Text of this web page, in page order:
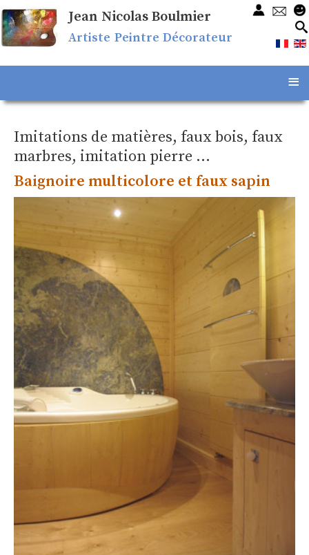
Jean Nicolas Boulmier
Artiste Peintre Décorateur
≡
Imitations de matières, faux bois, faux
marbres, imitation pierre ...
Baignoire multicolore et faux sapin